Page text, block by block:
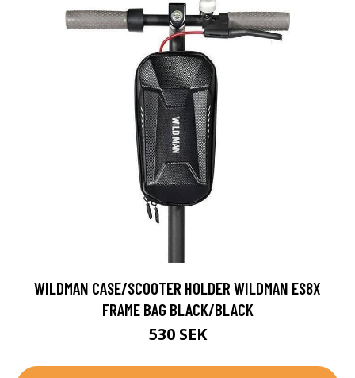
WILDMAN CASE/SCOOTER HOLDER WILDMAN ES8X
FRAME BAG BLACK/BLACK
530 SEK